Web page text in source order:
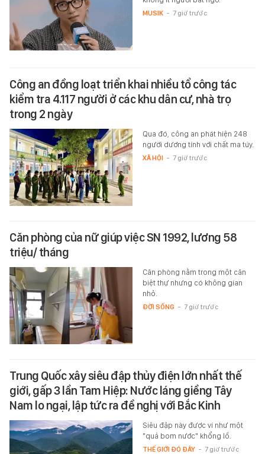
MUSIK - 7 giờ trước
Công an đồng loạt triển khai nhiều tổ công tác
kiểm tra 4.117 người ở các khu dân cư, nhà trọ
trong 2 ngày
Qua đó, công an phát hiện 248
người dương tính với chất ma túy.
XÃ HỘI - 7 giờ trước
Căn phòng của nữ giúp việc SN 1992, lương 58
triệu/ tháng
Căn phòng nằm trong một căn
biệt thự nhưng có không gian
nhỏ.
ĐỜI SỐNG - 7 giờ trước
Trung Quốc xây siêu đập thủy điện lớn nhất thế
giới, gấp 3 lần Tam Hiệp: Nước láng giềng Tây
Nam lo ngại, lập tức ra đề nghị với Bắc Kinh
Siêu đập này được ví như một
"quả bom nước" khổng lồ.
THẾ GIỚI ĐÓ ĐÂY - 7 giờ trước